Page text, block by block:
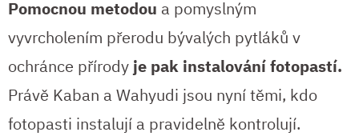
Pomocnou metodou a pomyslným
vyvrcholením přerodu bývalých pytláků v
ochránce přírody je pak instalování fotopastí.
Právě Kaban a Wahyudi jsou nyní těmi, kdo
fotopasti instalují a pravidelně kontrolují.